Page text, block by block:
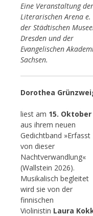
Eine Veranstaltung der
Literarischen Arena e.
der Städtischen
Dresden und der
Evangelischen
Sachsen.
Dorothea
liest am 15. Oktober
aus ihrem neuen
Gedichtband »Erfasst
von dieser
Nachtverwandlung«
(Wallstein 2026).
Musikalisch begleitet
wird sie von der
finnischen
Violinistin Laura